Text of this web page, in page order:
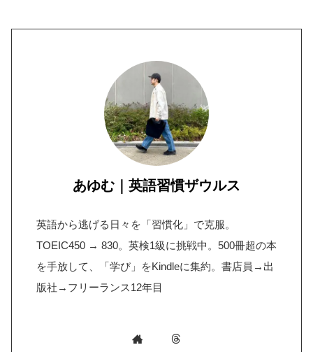
あゆむ｜英語習慣ザウルス
英語から逃げる日々を「習慣化」で克服。
TOEIC450 → 830。英検1級に挑戦中。500冊超の本
を手放して、「学び」をKindleに集約。書店員→出
版社→フリーランス12年目